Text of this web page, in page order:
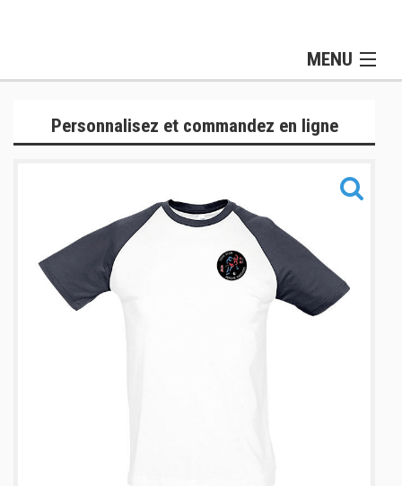
MENU
Lifestyle
Sport
Accessoires
Sacs
Personnalisez et commandez en ligne